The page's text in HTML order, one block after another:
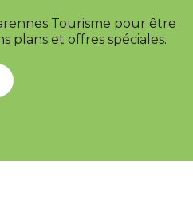
Tourisme pour être
plans et offres spéciales.